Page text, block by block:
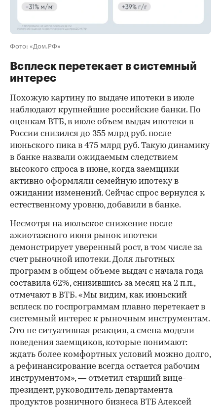
Фото: «Дом.РФ»
Всплеск перетекает в системный
интерес
Похожую картину по выдаче ипотеки в июле
наблюдают крупнейшие российские банки. По
оценкам ВТБ, в июле объем выдач ипотеки в
России снизился до 355 млрд руб. после
июньского пика в 475 млрд руб. Такую динамику
в банке назвали ожидаемым следствием
высокого спроса в июне, когда заемщики
активно оформляли семейную ипотеку в
ожидании изменений. Сейчас спрос вернулся к
естественному уровню, добавили в банке.
Несмотря на июльское снижение после
ажиотажного июня рынок ипотеки
демонстрирует уверенный рост, в том числе за
счет рыночной ипотеки. Доля льготных
программ в общем объеме выдач с начала года
составила 62%, снизившись за месяц на 2 п.п.,
отмечают в ВТБ. «Мы видим, как июньский
всплеск по госпрограммам плавно перетекает в
системный интерес к рыночным инструментам.
Это не ситуативная реакция, а смена модели
поведения заемщиков, которые понимают:
ждать более комфортных условий можно долго,
а рефинансирование всегда остается рабочим
инструментом», — отметил старший вице-
президент, руководитель департамента
продуктов розничного бизнеса ВТБ Алексей